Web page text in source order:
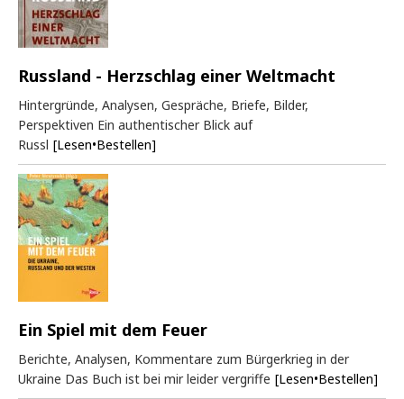
Russland - Herzschlag einer Weltmacht
Hintergründe, Analysen, Gespräche, Briefe, Bilder,
Perspektiven Ein authentischer Blick auf
Russl [Lesen•Bestellen]
Ein Spiel mit dem Feuer
Berichte, Analysen, Kommentare zum Bürgerkrieg in der
Ukraine Das Buch ist bei mir leider vergriffe [Lesen•Bestellen]